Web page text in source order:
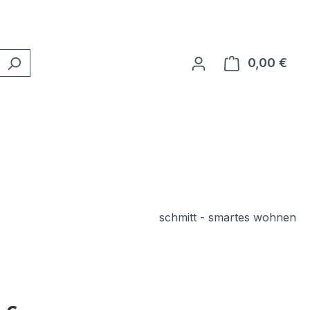
0,00 €
schmitt - smartes wohnen